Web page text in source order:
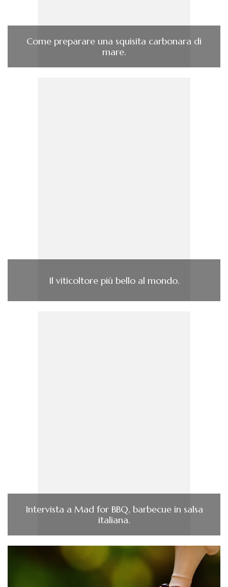
Come preparare una squisita carbonara di
mare.
Il viticoltore più bello al mondo.
Intervista a Mad for BBQ, barbecue in salsa
italiana.